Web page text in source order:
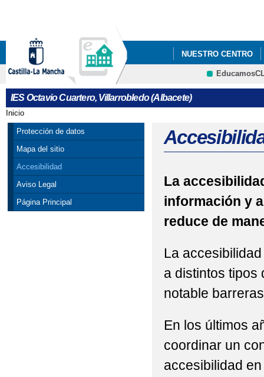
NUESTRO CENTRO
IES Octavio Cuartero, Villarrobledo (Albacete)
Se encuentra usted aquí
Inicio
Protección de datos
Mapa del sitio
Accesibilidad
Aviso Legal
Página Principal
La
información y
reduce de
La
a distintos tipos
notable
En los últimos
coordinar un
accesibilidad